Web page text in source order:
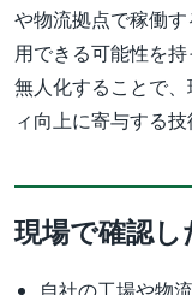
や物流拠点で稼働
用できる可能性を
無人化することで
ィ向上に寄与する技
現場で確認